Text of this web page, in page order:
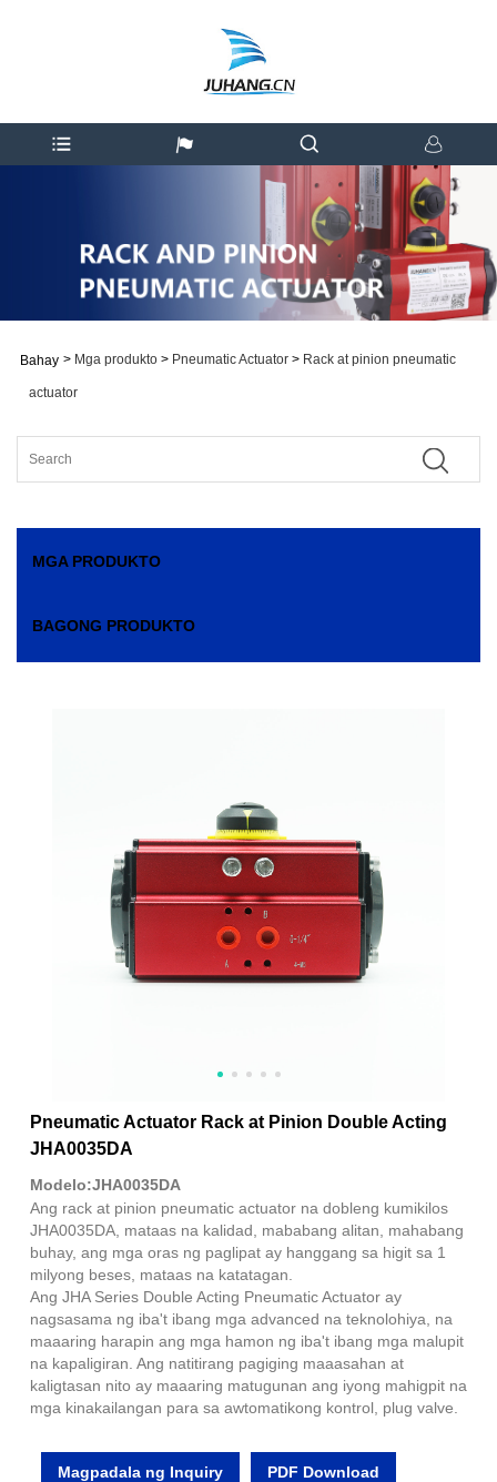
Bahay > Mga produkto > Pneumatic Actuator > Rack at pinion pneumatic
actuator
MGA PRODUKTO
BAGONG PRODUKTO
Pneumatic Actuator Rack at Pinion Double Acting
JHA0035DA
Modelo:JHA0035DA
Ang rack at pinion pneumatic actuator na dobleng kumikilos
JHA0035DA, mataas na kalidad, mababang alitan, mahabang
buhay, ang mga oras ng paglipat ay hanggang sa higit sa 1
milyong beses, mataas na katatagan.
Ang JHA Series Double Acting Pneumatic Actuator ay
nagsasama ng iba't ibang mga advanced na teknolohiya, na
maaaring harapin ang mga hamon ng iba't ibang mga malupit
na kapaligiran. Ang natitirang pagiging maaasahan at
kaligtasan nito ay maaaring matugunan ang iyong mahigpit na
mga kinakailangan para sa awtomatikong kontrol, plug valve.
Magpadala ng Inquiry PDF Download